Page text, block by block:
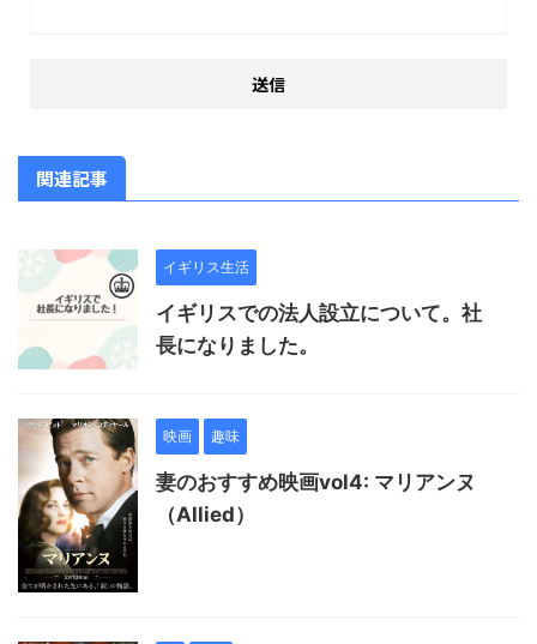
関連記事
イギリス生活
イギリスでの法人設立について。社
長になりました。
映画 趣味
妻のおすすめ映画vol4: マリアンヌ
（Allied）